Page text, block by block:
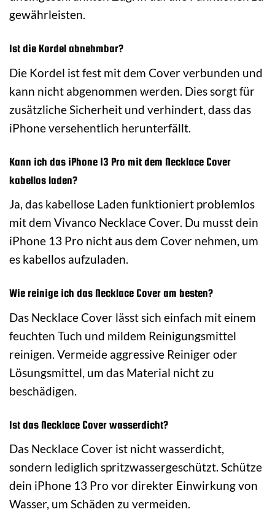
gewährleisten.
Ist die Kordel abnehmbar?
Die Kordel ist fest mit dem Cover verbunden und
kann nicht abgenommen werden. Dies sorgt für
zusätzliche Sicherheit und verhindert, dass das
iPhone versehentlich herunterfällt.
Kann ich das iPhone 13 Pro mit dem Necklace Cover
kabellos laden?
Ja, das kabellose Laden funktioniert problemlos
mit dem Vivanco Necklace Cover. Du musst dein
iPhone 13 Pro nicht aus dem Cover nehmen, um
es kabellos aufzuladen.
Wie reinige ich das Necklace Cover am besten?
Das Necklace Cover lässt sich einfach mit einem
feuchten Tuch und mildem Reinigungsmittel
reinigen. Vermeide aggressive Reiniger oder
Lösungsmittel, um das Material nicht zu
beschädigen.
Ist das Necklace Cover wasserdicht?
Das Necklace Cover ist nicht wasserdicht,
sondern lediglich spritzwassergeschützt. Schütze
dein iPhone 13 Pro vor direkter Einwirkung von
Wasser, um Schäden zu vermeiden.